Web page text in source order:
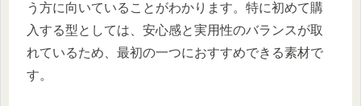
う方に向いていることがわかります。特に初めて購
入する型としては、安心感と実用性のバランスが取
れているため、最初の一つにおすすめできる素材で
す。